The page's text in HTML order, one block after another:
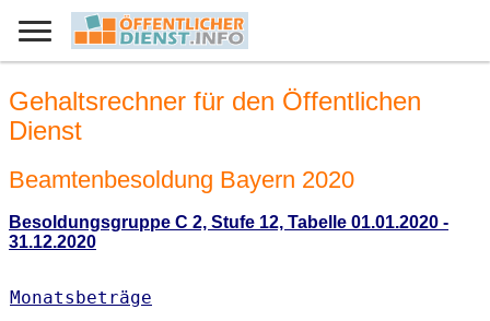
Gehaltsrechner für den Öffentlichen
Dienst
Beamtenbesoldung Bayern 2020
Besoldungsgruppe C 2, Stufe 12, Tabelle 01.01.2020 -
31.12.2020
Monatsbeträge